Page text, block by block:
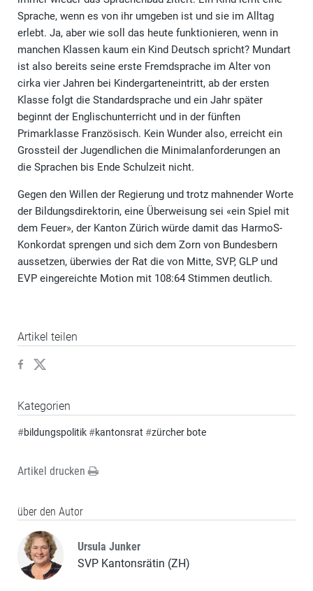
Sprache, wenn es von ihr umgeben ist und sie im Alltag
erlebt. Ja, aber wie soll das heute funktionieren, wenn in
manchen Klassen kaum ein Kind Deutsch spricht? Mundart
ist also bereits seine erste Fremdsprache im Alter von
cirka vier Jahren bei Kindergarteneintritt, ab der ersten
Klasse folgt die Standardsprache und ein Jahr später
beginnt der Englischunterricht und in der fünften
Primarklasse Französisch. Kein Wunder also, erreicht ein
Grossteil der Jugendlichen die Minimalanforderungen an
die Sprachen bis Ende Schulzeit nicht.
Gegen den Willen der Regierung und trotz mahnender Worte
der Bildungsdirektorin, eine Überweisung sei «ein Spiel mit
dem Feuer», der Kanton Zürich würde damit das HarmoS-
Konkordat sprengen und sich dem Zorn von Bundesbern
aussetzen, überwies der Rat die von Mitte, SVP, GLP und
EVP eingereichte Motion mit 108:64 Stimmen deutlich.
Artikel teilen
Kategorien
#bildungspolitik#kantonsrat #zürcher bote
Artikel drucken
über den Autor
Ursula Junker
SVP Kantonsrätin (ZH)